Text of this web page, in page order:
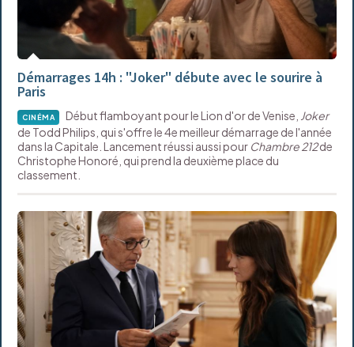
Démarrages 14h : "Joker" débute avec le sourire à
Paris
CINÉMA Début flamboyant pour le Lion d'or de Venise, Joker
de Todd Philips, qui s'offre le 4e meilleur démarrage de l'année
dans la Capitale. Lancement réussi aussi pour Chambre 212de
Christophe Honoré, qui prend la deuxième place du
classement.